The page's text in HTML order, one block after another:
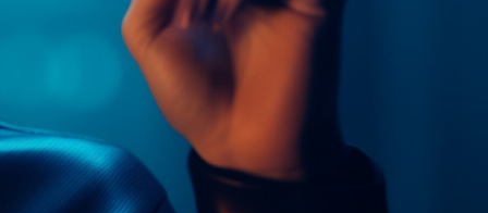
FAQ Zertifizierung